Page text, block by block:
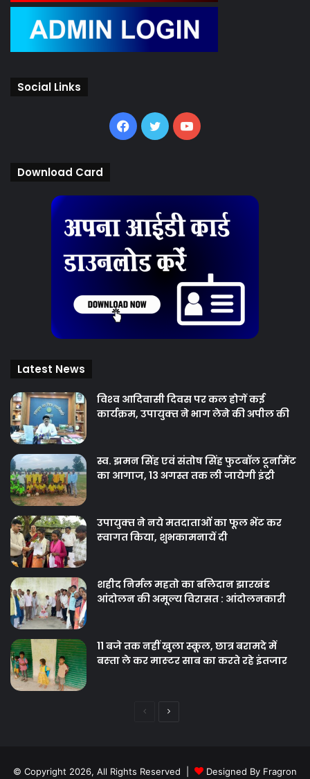
Social Links
Facebook
TwitterYouTube
Download Card
Latest News
विश्‍व आदिवासी दिवस पर कल होगें कई
कार्यक्रम, उपायुक्‍त ने भाग लेने की अपील की
स्व. झमन सिंह एवं संतोष सिंह फुटबॉल टूर्नामेंट
का आगाज, 13 अगस्त तक ली जायेगी इंट्री
उपायुक्‍त ने नये मतदाताओंं का फूल भेंट कर
स्‍वागत किया, शुभकामनायें दी
शहीद निर्मल महतो का बलिदान झारखंड
आंदोलन की अमूल्य विरासत : आंदोलनकारी
11 बजे तक नहीं खुला स्कूल, छात्र बरामदे में
बस्‍ता ले कर मास्‍टर साब का करते रहे इंतजार
PreviousNext
© Copyright 2026, All Rights Reserved | Designed By Fragron